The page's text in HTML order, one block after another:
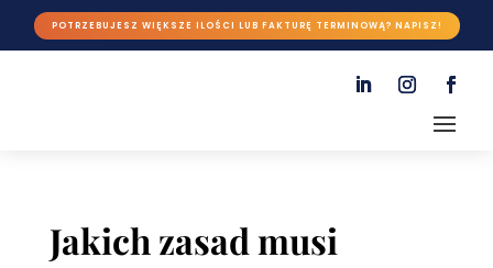
POTRZEBUJESZ WIĘKSZE ILOŚCI LUB FAKTURĘ TERMINOWĄ? NAPISZ!
Jakich zasad musi